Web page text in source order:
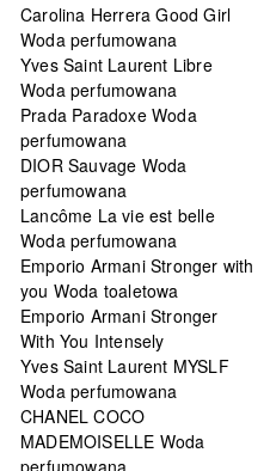
Carolina Herrera Good Girl
Woda perfumowana
Yves Saint Laurent Libre
Woda perfumowana
Prada Paradoxe Woda
perfumowana
DIOR Sauvage Woda
perfumowana
Lancôme La vie est belle
Woda perfumowana
Emporio Armani Stronger with
you Woda toaletowa
Emporio Armani Stronger
With You Intensely
Yves Saint Laurent MYSLF
Woda perfumowana
CHANEL COCO
MADEMOISELLE Woda
perfumowana